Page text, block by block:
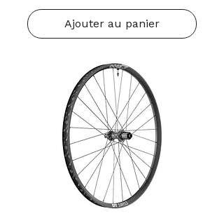
Ajouter au panier